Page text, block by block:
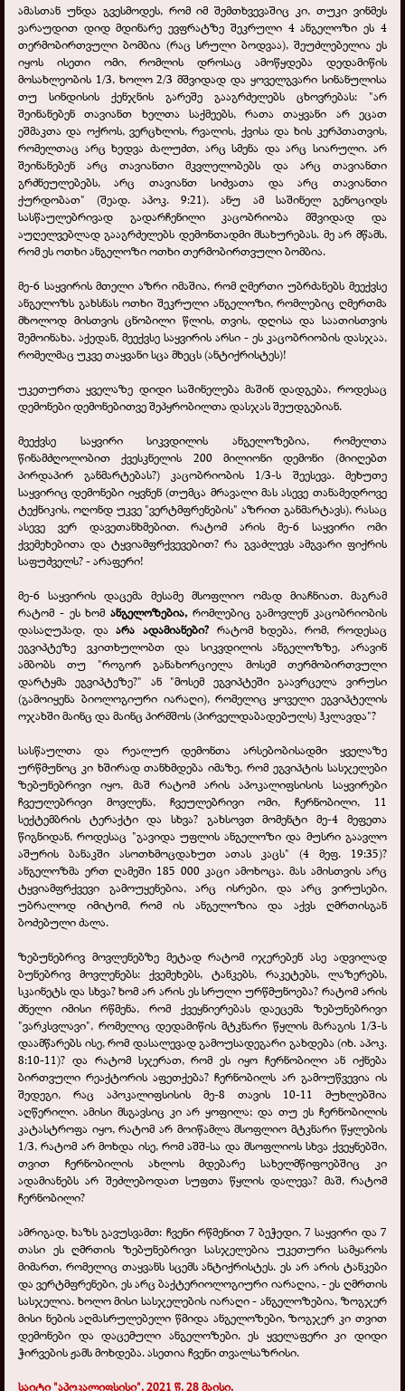
ამასთან უნდა გვესმოდეს, რომ იმ შემთხვევაშიც კი, თუკი ვინმეს
ვარაუდით დიდ მდინარე ევფრატზე შეკრული 4 ანგელოზი ეს 4
თერმობირთვული ბომბია (რაც სრული ბოდვაა), შეუძლებელია ეს
იყოს ისეთი ომი, რომლის დროსაც ამოწყდება დედამიწის
მოსახლეობის 1/3, ხოლო 2/3 მშვიდად და ყოველგვარი სინანულისა
თუ სინდისის ქენჯნის გარეშე გააგრძელებს ცხოვრებას: "არ
შეინანებენ თავიანთ ხელთა საქმეებს, რათა თაყვანი არ ეცათ
ეშმაკთა და ოქროს, ვერცხლის, რვალის, ქვისა და ხის კერპთათვის,
რომელთაც არც ხედვა ძალუძთ, არც სმენა და არც სიარული. არ
შეინანებენ არც თავიანთი მკვლელობებს და არც თავიანთი
გრძნეულებებს, არც თავიანთ სიძვათა და არც თავიანთი
ქურდობათ" (შეად. აპოკ. 9:21). ანუ ამ საშინელ გენოციდს
სასწაულებრივად გადარჩენილი კაცობრიობა მშვიდად და
აუღელვებლად გააგრძელებს დემონთადმი მსახურებას. მე არ მწამს,
რომ ეს ოთხი ანგელოზი ოთხი თერმობირთვული ბომბია.
მე-6 საყვირის მთელი აზრი იმაშია, რომ ღმერთი უბრძანებს მეექვსე
ანგელოზს გახსნას ოთხი შეკრული ანგელოზი, რომლებიც ღმერთმა
მხოლოდ მისთვის ცნობილი წლის, თვის, დღისა და საათისთვის
შემოინახა. აქედან, მეექვსე საყვირის არსი - ეს კაცობრიობის დასჯაა,
რომელმაც უკვე თაყვანი სცა მხეცს (ანტიქრისტეს)!
უკეთურთა ყველაზე დიდი საშინელება მაშინ დადგება, როდესაც
დემონები დემონებითვე შეპყრობილთა დასჯას შეუდგებიან.
მეექვსე საყვირი სიკვდილის ანგელოზებია, რომელთა
წინამძღოლობით ქვესკნელის 200 მილიონი დემონი (მიიღებთ
პირდაპირ განმარტებას?) კაცობრიობის 1/3-ს შეესევა. მეხუთე
საყვირიც დემონები იყვნენ (თუმცა მრავალი მას ასევე თანამედროვე
ტექნიკის, ოღონდ უკვე "ვერტმფრენების" აზრით განმარტავს), რასაც
ასევე ვერ დავეთანხმებით. რატომ არის მე-6 საყვირი ომი
ქვემეხებითა და ტყვიამფრქვევებით? რა გვაძლევს ამგვარი ფიქრის
საფუძველს? - არაფერი!
მე-6 საყვირის დაცემა მესამე მსოფლიო ომად მიაჩნიათ. მაგრამ
რატომ - ეს ხომანგელოზებია, რომლებიც გამოვლენ კაცობრიობის
დასაღუპად, დაარა ადამიანები? რატომ ხდება, რომ, როდესაც
ეგვიპტეზე ვკითხულობთ და სიკვდილის ანგელოზზე, არავინ
ამბობს თუ "როგორ განახორციელა მოსემ თერმობირთვული
დარტყმა ეგვიპტეზე?" ან "მოსემ ეგვიპტეში გაავრცელა ვირუსი
(გამოიყენა ბიოლოგიური იარაღი), რომელიც ყოველი ეგვიპტელის
ოჯახში მაინც და მაინც პირმშოს (პირველდაბადებულს) ჰკლავდა"?
სასწაულთა და რეალურ დემონთა არსებობისადმი ყველაზე
ურწმუნოც კი ხშირად თანხმდება იმაზე, რომ ეგვიპტის სასჯელები
ზებუნებრივი იყო, მაშ რატომ არის აპოკალიფსისის საყვირები
ჩვეულებრივი მოვლენა, ჩვეულებრივი ომი, ჩერნობილი, 11
სექტემბრის ტერაქტი და სხვა? გახსოვთ მომენტი მე-4 მეფეთა
წიგნიდან, როდესაც "გავიდა უფლის ანგელოზი და მუსრი გაავლო
აშურის ბანაკში ასოთხმოცდახუთ ათას კაცს" (4 მეფ. 19:35)?
ანგელოზმა ერთ ღამეში 185 000 კაცი ამოხოცა. მას ამისთვის არც
ტყვიამფრქვევი გამოუყენებია, არც ისრები, და არც ვირუსები,
უბრალოდ იმიტომ, რომ ის ანგელოზია და აქვს ღმრთისგან
ბოძებული ძალა.
ზებუნებრივ მოვლენებზე მეტად რატომ იჯერებენ ასე ადვილად
ბუნებრივ მოვლენებს: ქვემეხებს, ტანკებს, რაკეტებს, ლაზერებს,
სკაინეტს და სხვა? ხომ არ არის ეს სრული ურწმუნოება? რატომ არის
ძნელი იმისი რწმენა, რომ ქვეყნიერებას დაეცემა ზებუნებრივი
"ვარკსვლავი", რომელიც დედამიწის მტკნარი წყლის მარაგის 1/3-ს
დაამწარებს ისე, რომ დასალევად გამოუსადეგარი გახდება (იხ. აპოკ.
8:10-11)? და რატომ სჯერათ, რომ ეს იყო ჩერნობილი ან იქნება
ბირთვული რეაქტორის აფეთქება? ჩერნობილს არ გამოუწვევია ის
შედეგი, რაც აპოკალიფსისის მე-8 თავის 10-11 მუხლებშია
აღწერილი. ამისი მსგავსიც კი არ ყოფილა; და თუ ეს ჩერნობილის
კატასტროფა იყო, რატომ არ მოიწამლა მსოფლიო მტკნარი წყლების
1/3, რატომ არ მოხდა ისე, რომ აშშ-სა და მსოფლიოს სხვა ქვეყნებში,
თვით ჩერნობილის ახლოს მდებარე სახელმწიფოებშიც კი
ადამიანებს არ შეძლებოდათ სუფთა წყლის დალევა? მაშ, რატომ
ჩერნობილი?
ამრიგად, ხაზს გავუსვამთ: ჩვენი რწმენით 7 ბეჭედი, 7 საყვირი და 7
თასი ეს ღმრთის ზებუნებრივი სასჯელებია უკეთური სამყაროს
მიმართ, რომელიც თაყვანს სცემს ანტიქრისტეს. ეს არ არის ტანკები
და ვერტმფრენები, ეს არც ბაქტერიოლოგიური იარაღია, - ეს ღმრთის
სასჯელია. ხოლო მისი სასჯელების იარაღი - ანგელოზებია, ზოგჯერ
მისი ნების აღმასრულებელი წმიდა ანგელოზები, ზოგჯერ კი თვით
დემონები და დაცემული ანგელოზები. ეს ყველაფერი კი დიდი
ჭირვების ჟამს მოხდება. ასეთია ჩვენი თვალსაზრისი.
საიტი "აპოკალიფსისი". 2021 წ. 28 მაისი.